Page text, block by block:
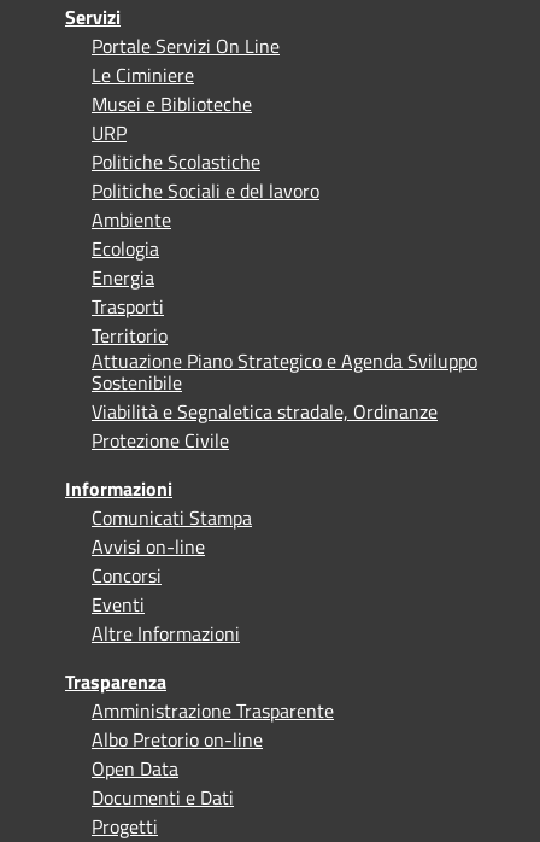
Servizi
Portale Servizi On Line
Le Ciminiere
Musei e Biblioteche
URP
Politiche Scolastiche
Politiche Sociali e del lavoro
Ambiente
Ecologia
Energia
Trasporti
Territorio
Attuazione Piano Strategico e Agenda Sviluppo
Sostenibile
Viabilità e Segnaletica stradale, Ordinanze
Protezione Civile
Informazioni
Comunicati Stampa
Avvisi on-line
Concorsi
Eventi
Altre Informazioni
Trasparenza
Amministrazione Trasparente
Albo Pretorio on-line
Open Data
Documenti e Dati
Progetti